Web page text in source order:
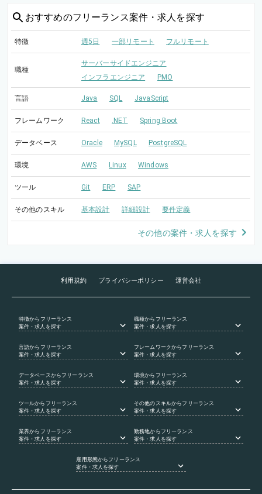
おすすめのフリーランス案件・求人を探す
特徴 週5日 一部リモート フルリモート
職種
サーバーサイドエンジニア
インフラエンジニア
PMO
言語 Java SQL JavaScript
フレームワーク React .NET Spring Boot
データベース Oracle MySQL PostgreSQL
環境 AWS Linux Windows
ツール Git ERP SAP
その他のスキル 基本設計 詳細設計 要件定義
その他の案件・求人を探す
利用規約 プライバシーポリシー 運営会社
特徴からフリーランス
案件・求人を探す
職種からフリーランス
案件・求人を探す
言語からフリーランス
案件・求人を探す
フレームワークからフリーランス
案件・求人を探す
データベース からフリーランス
案件・求人を探す
環境からフリーランス
案件・求人を探す
ツールからフリーランス
案件・求人を探す
その他のスキルからフリーランス
案件・求人を探す
業界からフリーランス
案件・求人を探す
勤務地からフリーランス
案件・求人を探す
雇用形態からフリーランス
案件・求人を探す